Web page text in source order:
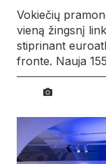
Vokiečių
vieną žingsnį
stiprinant
fronte. Nauja